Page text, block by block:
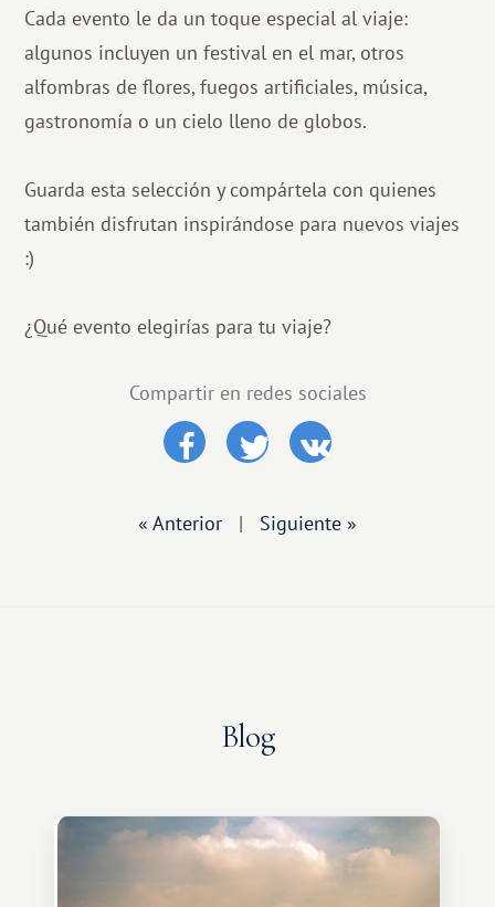
Cada evento le da un toque especial al viaje:
algunos incluyen un festival en el mar, otros
alfombras de flores, fuegos artificiales, música,
gastronomía o un cielo lleno de globos.
Guarda esta selección y compártela con quienes
también disfrutan inspirándose para nuevos viajes
:)
¿Qué evento elegirías para tu viaje?
Compartir en redes sociales
« Anterior | Siguiente »
Blog